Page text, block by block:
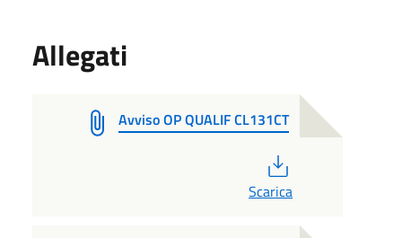
Allegati
Avviso OP QUALIF CL131CT
Scarica